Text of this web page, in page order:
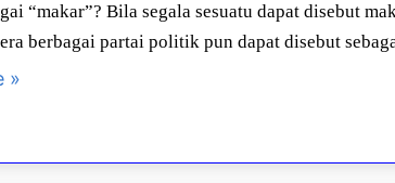
“makar”? Bila segala sesuatu dapat disebut
berbagai partai politik pun dapat disebut
»